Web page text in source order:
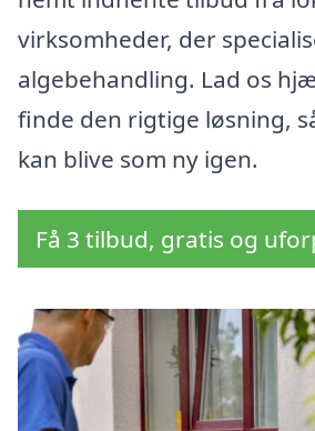
virksomheder, der
algebehandling. Lad os
finde den rigtige løsning,
kan blive som ny igen.
Få 3 tilbud, gratis og